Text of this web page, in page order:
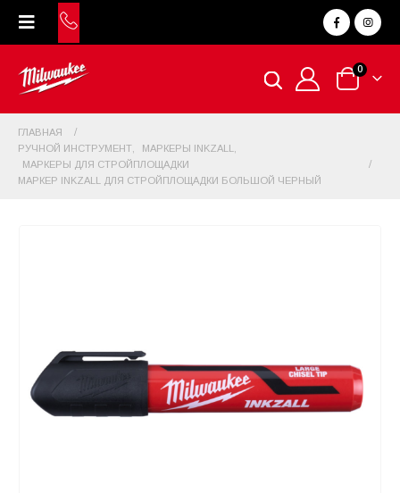
0
ГЛАВНАЯ
РУЧНОЙ ИНСТРУМЕНТ
МАРКЕРЫ INKZALL
МАРКЕРЫ ДЛЯ СТРОЙПЛОЩАДКИ
МАРКЕР INKZALL ДЛЯ СТРОЙПЛОЩАДКИ БОЛЬШОЙ ЧЕРНЫЙ